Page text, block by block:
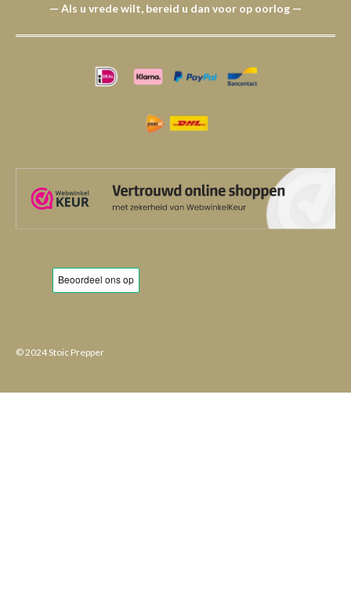
— Als u vrede wilt, bereid u dan voor op oorlog —
© 2024 Stoic Prepper